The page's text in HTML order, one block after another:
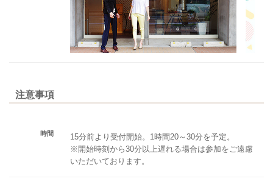
注意事項
時間
15分前より受付開始。1時間20～30分を予定。
※開始時刻から30分以上遅れる場合は参加をご遠慮
いただいております。